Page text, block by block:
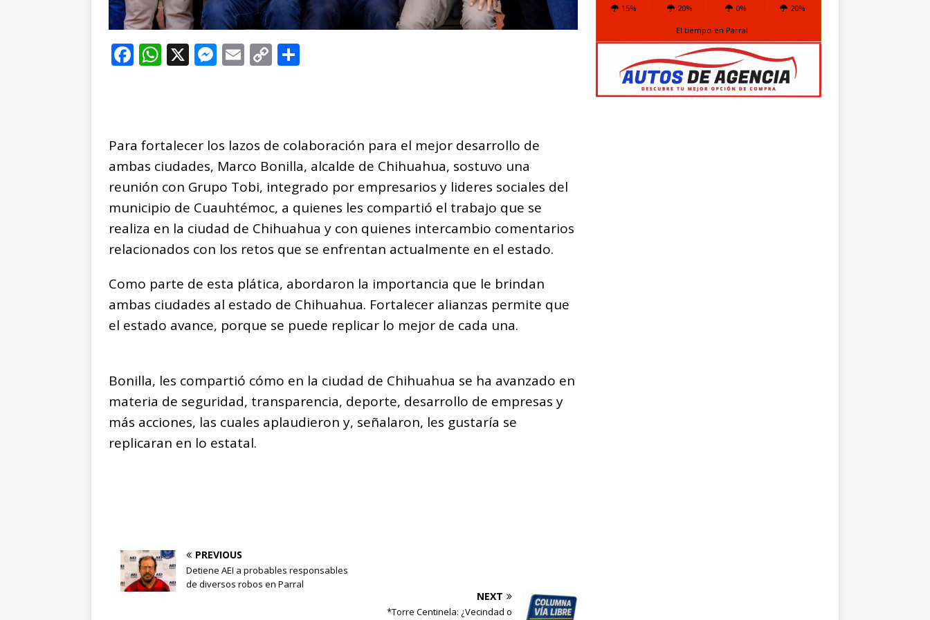
F
b
o
o
k
W
A
p
p
X M
n
g
e
r
E C
Li
n
k
ar
ti
r
Para fortalecer los lazos de colaboración para el mejor desarrollo de
ambas ciudades, Marco Bonilla, alcalde de Chihuahua, sostuvo una
reunión con Grupo Tobi, integrado por empresarios y lideres sociales del
municipio de Cuauhtémoc, a quienes les compartió el trabajo que se
realiza en la ciudad de Chihuahua y con quienes intercambio comentarios
relacionados con los retos que se enfrentan actualmente en el estado.
Como parte de esta plática, abordaron la importancia que le brindan
ambas ciudades al estado de Chihuahua. Fortalecer alianzas permite que
el estado avance, porque se puede replicar lo mejor de cada una.
Bonilla, les compartió cómo en la ciudad de Chihuahua se ha avanzado en
materia de seguridad, transparencia, deporte, desarrollo de empresas y
más acciones, las cuales aplaudieron y, señalaron, les gustaría se
replicaran en lo estatal.
PREVIOUS
Detiene AEI a probables responsables
de diversos robos en Parral
NEXT
*Torre Centinela: ¿Vecindad o
15% 20% 0% 20%
El tiempo en Parral